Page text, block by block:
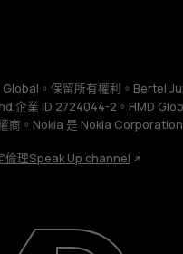
。保留所有權利。Bertel
企業 ID 2724044-2。HMD
商。Nokia 是 Nokia Corporation
倫理Speak Up channel